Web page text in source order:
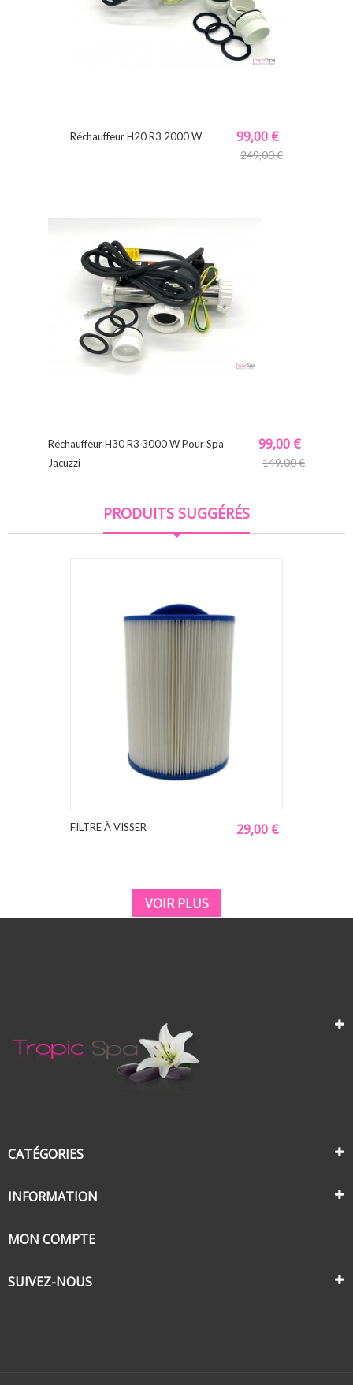
Réchauffeur H20 R3 2000 W 99,00 €
249,00 €
Réchauffeur H30 R3 3000 W Pour Spa
Jacuzzi
99,00 €
149,00 €
PRODUITS SUGGÉRÉS
FILTRE À VISSER 29,00 €
VOIR PLUS
CATÉGORIES
INFORMATION
MON COMPTE
SUIVEZ-NOUS